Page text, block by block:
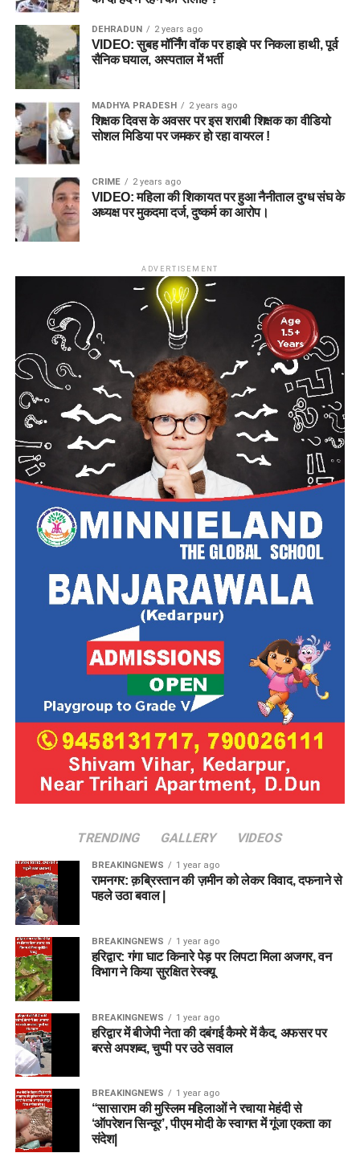
DEHRADUN 2 years ago
VIDEO: सुबह मॉर्निंग वॉक पर हाइवे पर निकला हाथी, पूर्व
सैनिक घयाल, अस्पताल में भर्ती
MADHYA PRADESH 2 years ago
शिक्षक दिवस के अवसर पर इस शराबी शिक्षक का वीडियो
सोशल मिडिया पर जमकर हो रहा वायरल !
CRIME 2 years ago
VIDEO: महिला की शिकायत पर हुआ नैनीताल दुग्ध संघ के
अध्यक्ष पर मुकदमा दर्ज, दुष्कर्म का आरोप।
ADVERTISEMENT
TRENDING GALLERY VIDEOS
BREAKINGNEWS 1 year ago
रामनगर: क़ब्रिस्तान की ज़मीन को लेकर विवाद, दफनाने से
पहले उठा बवाल |
BREAKINGNEWS 1 year ago
हरिद्वार: गंगा घाट किनारे पेड़ पर लिपटा मिला अजगर, वन
विभाग ने किया सुरक्षित रेस्क्यू
BREAKINGNEWS 1 year ago
हरिद्वार में बीजेपी नेता की दबंगई कैमरे में कैद, अफसर पर
बरसे अपशब्द, चुप्पी पर उठे सवाल
BREAKINGNEWS 1 year ago
“सासाराम की मुस्लिम महिलाओं ने रचाया मेहंदी से
‘ऑपरेशन सिन्दूर’, पीएम मोदी के स्वागत में गूंजा एकता का
संदेश|